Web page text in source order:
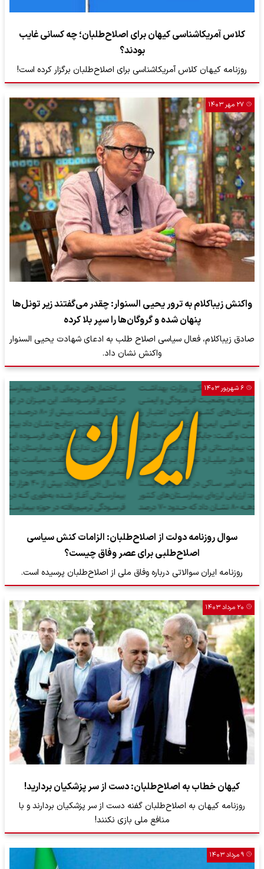
کلاس آمریکاشناسی کیهان برای اصلا‌ح‌طلبان؛ چه کسانی غایب
بودند؟
روزنامه کیهان کلاس آمریکاشناسی برای اصلا‌ح‌طلبان برگزار کرده است!
۲۷ مهر ۱۴۰۳
واکنش زیباکلام به ترور یحیی السنوار: چقدر می‌گفتند زیر تونل‌ها
پنهان شده و گروگان‌ها را سپر بلا کرده
صادق زیباکلام، فعال سیاسی اصلاح طلب به ادعای شهادت یحیی السنوار
واکنش نشان داد.
۶ شهریور ۱۴۰۳
سوال روزنامه دولت از اصلاح‌طلبان: الزامات کنش سیاسی
اصلاح‌طلبی برای عصر وفاق چیست؟
روزنامه ایران سوالاتی درباره وفاق ملی از اصلاح‌طلبان پرسیده است.
۲۰ مرداد ۱۴۰۳
کیهان خطاب به اصلاح‌طلبان: دست از سر پزشکیان بردارید!
روزنامه کیهان به اصلاح‌طلبان گفنه دست از سر پزشکیان بردارند و با
منافع ملی بازی نکنند!
۹ مرداد ۱۴۰۳